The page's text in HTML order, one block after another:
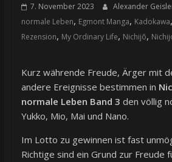
7. November 2023 Alexander
normale Leben, Egmont Manga, Kadokawa,
Rezension, My Ordinary Life, Nichijō,
Kurz währende Freude, Ärger mit
andere Ereignisse bestimmen in
normale Leben Band 3 den völlig
Yukko, Mio, Mai und Nano.
Im Lotto zu gewinnen ist fast
Richtige sind ein Grund zur Freude